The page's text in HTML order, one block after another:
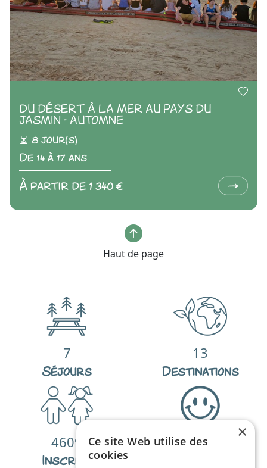
DU DÉSERT À LA MER AU PAYS DU
JASMIN - AUTOMNE
8 jour(s)
De 14 à 17 ans
À partir de 1 340 €
Haut de page
7
Séjours
13
Destinations
4609
Inscrits
98%
×
Ce site Web utilise des
cookies